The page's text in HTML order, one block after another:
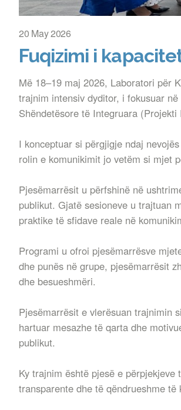
20 May 2026
Fuqizimi i
Më 18–19 maj 2026, Laboratori për
trajnim intensiv dyditor, i fokusuar
Shëndetësore të Integruara
I konceptuar si përgjigje ndaj
rolin e komunikimit jo vetëm si mjet
Pjesëmarrësit u përfshinë në
publikut. Gjatë sesioneve u trajtuan
praktike të sfidave reale në
Programi u ofroi pjesëmarrësve
dhe punës në grupe, pjesëmarrësit
dhe besueshmëri.
Pjesëmarrësit e vlerësuan trajnimin
hartuar mesazhe të qarta dhe
publikut.
Ky trajnim është pjesë e
transparente dhe të qëndrueshme